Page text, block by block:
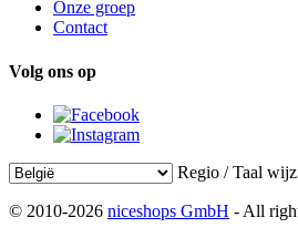
Onze groep
Contact
Volg ons op
Regio / Taal
© 2010-2026 niceshops GmbH - All